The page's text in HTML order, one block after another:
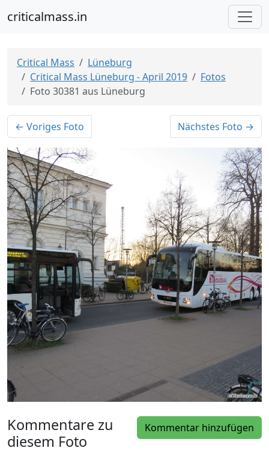
criticalmass.in
Critical Mass
Lüneburg
Critical Mass Lüneburg - April 2019
Fotos
Foto 30381 aus Lüneburg
← Voriges Foto Nächstes Foto →
Kommentar hinzufügen
Kommentare zu
diesem Foto